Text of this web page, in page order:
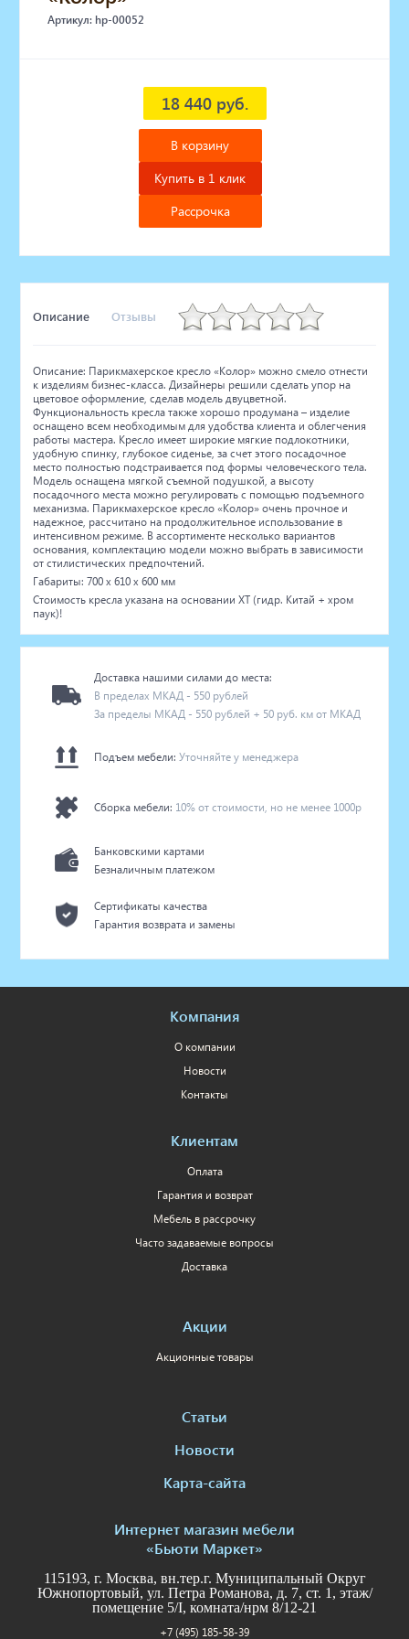
Артикул: hp-00052
18 440 руб.
В корзину
Купить в 1 клик
Рассрочка
Описание Отзывы
Описание: Парикмахерское кресло «Колор» можно смело отнести
к изделиям бизнес-класса. Дизайнеры решили сделать упор на
цветовое оформление, сделав модель двуцветной.
Функциональность кресла также хорошо продумана – изделие
оснащено всем необходимым для удобства клиента и облегчения
работы мастера. Кресло имеет широкие мягкие подлокотники,
удобную спинку, глубокое сиденье, за счет этого посадочное
место полностью подстраивается под формы человеческого тела.
Модель оснащена мягкой съемной подушкой, а высоту
посадочного места можно регулировать с помощью подъемного
механизма. Парикмахерское кресло «Колор» очень прочное и
надежное, рассчитано на продолжительное использование в
интенсивном режиме. В ассортименте несколько вариантов
основания, комплектацию модели можно выбрать в зависимости
от стилистических предпочтений.
Габариты: 700 x 610 x 600 мм
Стоимость кресла указана на основании ХT (гидр. Китай + хром
паук)!
Доставка нашими силами до места:
В пределах МКАД - 550 рублей
За пределы МКАД - 550 рублей + 50 руб. км от МКАД
Подъем мебели:Уточняйте у менеджера
Сборка мебели: 10% от стоимости, но не менее 1000р
Банковскими картами
Безналичным платежом
Сертификаты качества
Гарантия возврата и замены
Компания
О компании
Новости
Контакты
Клиентам
Оплата
Гарантия и возврат
Мебель в рассрочку
Часто задаваемые вопросы
Доставка
Акции
Акционные товары
Статьи
Новости
Карта-сайта
Интернет магазин мебели
«Бьюти Маркет»
115193, г. Москва, вн.тер.г. Муниципальный Округ
Южнопортовый, ул. Петра Романова, д. 7, ст. 1, этаж/
помещение 5/I, комната/нрм 8/12-21
+7 (495) 185-58-39